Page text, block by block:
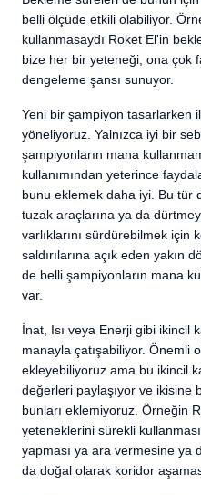
belli ölçüde etkili olabiliyor.
kullanmasaydı Roket El'in
bize her bir yeteneği, ona çok
dengeleme şansı sunuyor.
Yeni bir şampiyon tasarlarken
yöneliyoruz. Yalnızca iyi bir
şampiyonların mana
kullanımından yeterince
bunu eklemek daha iyi. Bu tür
tuzak araçlarına ya da
varlıklarını sürdürebilmek için
saldırılarına açık eden yakın
de belli şampiyonların mana
var.
İnat, Isı veya Enerji gibi ikincil
manayla çatışabiliyor. Önemli
ekleyebiliyoruz ama bu ikincil
değerleri paylaşıyor ve ikisine
bunları eklemiyoruz. Örneğin
yeteneklerini sürekli
yapması ya ara vermesine ya
da doğal olarak koridor